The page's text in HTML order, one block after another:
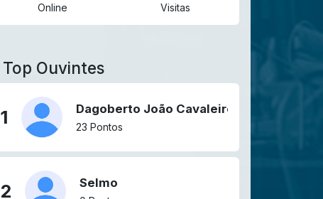
Online Visitas
Top Ouvintes
1 Dagoberto João Cavaleiro
23 Pontos
2 Selmo